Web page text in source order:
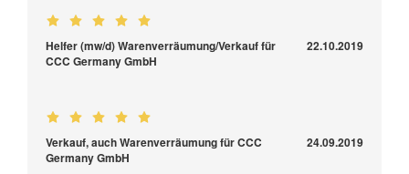
Helfer (mw/d) Warenverräumung/Verkauf für
CCC Germany GmbH
22.10.2019
Verkauf, auch Warenverräumung für CCC
Germany GmbH
24.09.2019